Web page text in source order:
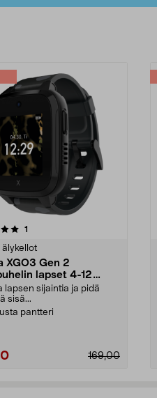
1
älykellot
XGO3 Gen 2
lapset 4-12
lapsen sijaintia ja pidä
sisä...
pantteri
169,00
5.0 viidestä